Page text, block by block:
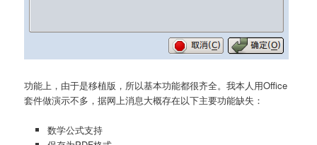
功能上，由于是移植版，所以基本功能都很齐全。我本人用Office
套件做演示不多，据网上消息大概存在以下主要功能缺失：
数学公式支持